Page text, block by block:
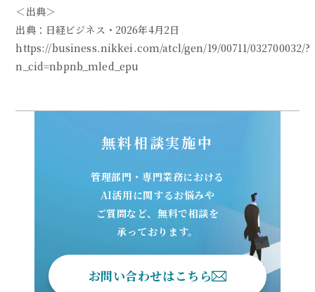
＜出典＞
出典：日経ビジネス・2026年4月2日
https://business.nikkei.com/atcl/gen/19/00711/032700032/?
n_cid=nbpnb_mled_epu
無料相談実施中
管理部門・専門業務における
AI活用に関するお悩みや
ご質問など、無料で相談を
承っております。
お問い合わせはこちら